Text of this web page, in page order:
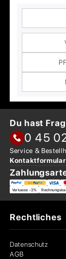
Du hast
0 45
Service &
Kontaktformular
Vorkasse -2%
Rechtliches
Datenschutz
AGB